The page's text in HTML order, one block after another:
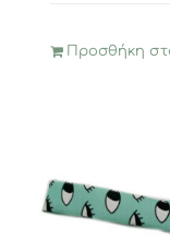
Προσθήκη